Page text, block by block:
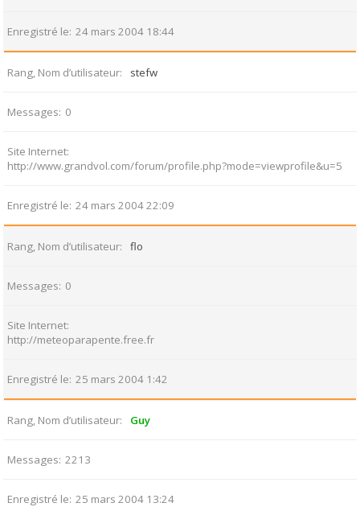
Enregistré le 24 mars 2004 18:44
Rang, Nom d’utilisateur stefw
Messages 0
Site Internet
http://www.grandvol.com/forum/profile.php?mode=viewprofile&u=5
Enregistré le 24 mars 2004 22:09
Rang, Nom d’utilisateur flo
Messages 0
Site Internet
http://meteoparapente.free.fr
Enregistré le 25 mars 2004 1:42
Rang, Nom d’utilisateur Guy
Messages 2213
Enregistré le 25 mars 2004 13:24